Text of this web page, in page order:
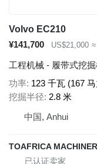
Volvo EC210
¥141,700
US$21,000
工程机械 - 履带式挖
功率 123 千瓦 (167
挖掘半径 2.8 米
中国, Anhui
TOAFRICA